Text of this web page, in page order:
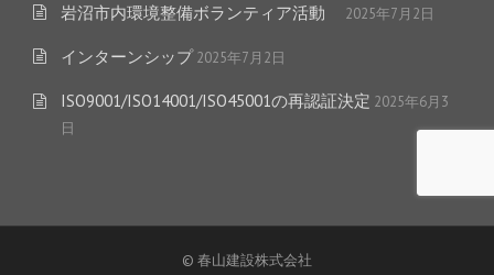
岩沼市内環境整備ボランティア活動 2025年7月2日
インターンシップ 2025年7月2日
ISO9001/ISO14001/ISO45001の再認証決定 2025年6月3
日
© 春山建設株式会社